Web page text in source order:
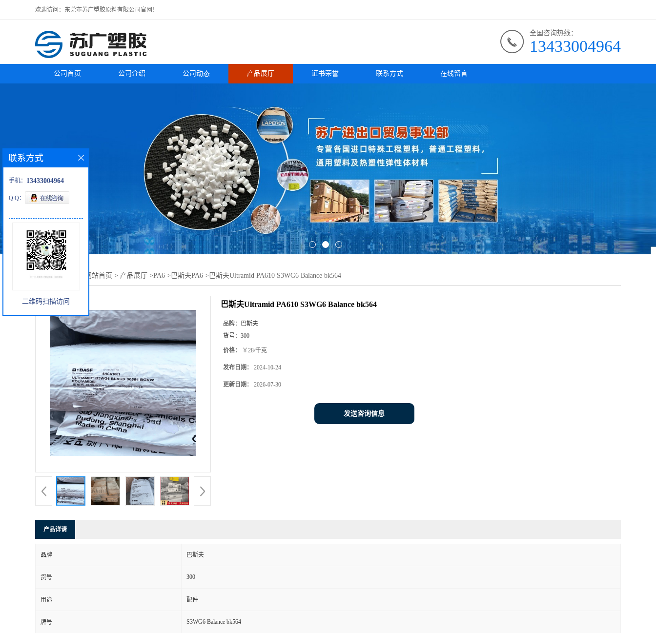
欢迎访问：东莞市苏广塑胶原料有限公司官网！
全国咨询热线：
13433004964
公司首页 公司介绍 公司动态 产品展厅 证书荣誉 联系方式 在线留言
您当前的位置： 网站首页 > 产品展厅 >PA6 > 巴斯夫PA6 > 巴斯夫Ultramid PA610 S3WG6 Balance bk564
巴斯夫Ultramid PA610 S3WG6 Balance bk564
品牌：
巴斯夫
货号： 300
价格： ￥28/千克
发布日期： 2024-10-24
更新日期： 2026-07-30
发送咨询信息
产品详请
品牌 巴斯夫
货号 300
用途 配件
牌号 S3WG6 Balance bk564
联系方式
手机： 13433004964
Q Q：
二维码扫描访问